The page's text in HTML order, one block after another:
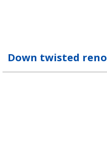
Down twisted reno